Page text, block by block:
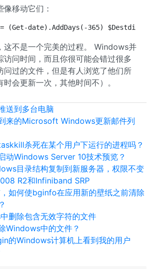
移动它们：
(Get-date).AddDays(-365)
这不是一个完美的过程。 Windows并
访问时间，而且你很可能会错过很多
问过的文件，但是有人浏览了他们所
会更新一次，其他时间不）。
送到多台电脑
来的Microsoft Windows更新邮件列
杀死在某个用户下运行的进程吗？
动Windows Server 10技术预览？
目录结构复制到新服务器，权限不变
R2和Infiniband SRP
如何使bginfo在应用新的壁纸之前清除
删除包含无效字符的文件
Windows中的文件？
的Windows计算机上看到我的用户